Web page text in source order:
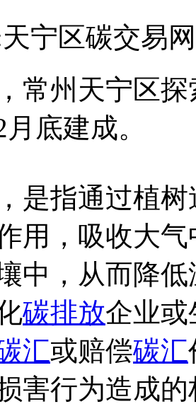
宁区碳交易网
常州天宁区
底建成。
是指通过植
用，吸收大
中，从而降
碳排放企业
汇或赔偿碳汇
害行为造成